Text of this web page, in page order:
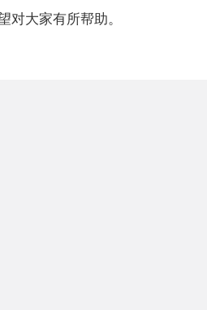
对大家有所帮助。